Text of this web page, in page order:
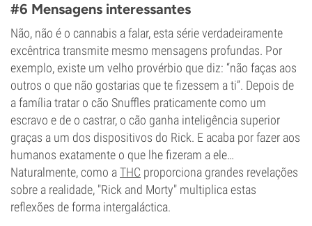
#6 Mensagens interessantes
Não, não é o cannabis a falar, esta série verdadeiramente
excêntrica transmite mesmo mensagens profundas. Por
exemplo, existe um velho provérbio que diz: “não faças aos
outros o que não gostarias que te fizessem a ti”. Depois de
a família tratar o cão Snuffles praticamente como um
escravo e de o castrar, o cão ganha inteligência superior
graças a um dos dispositivos do Rick. E acaba por fazer aos
humanos exatamente o que lhe fizeram a ele…
Naturalmente, como aTHC proporciona grandes revelações
sobre a realidade, "Rick and Morty" multiplica estas
reflexões de forma intergaláctica.